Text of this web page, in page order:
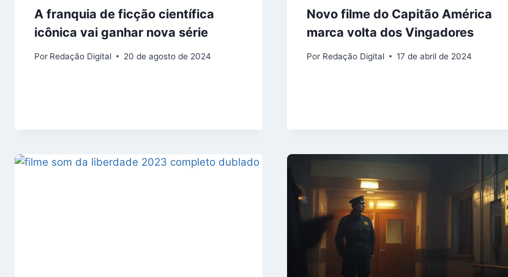
A franquia de ficção científica
icônica vai ganhar nova série
Por Redação Digital 20 de agosto de 2024
Novo filme do Capitão América
marca volta dos Vingadores
Por Redação Digital 17 de abril de 2024